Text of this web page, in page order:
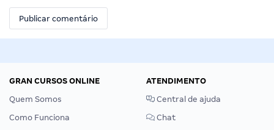
GRAN CURSOS ONLINE
Quem Somos
Como Funciona
ATENDIMENTO
Central de ajuda
Chat